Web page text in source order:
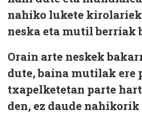
nahiko lukete
neska eta mutil berriak
Orain arte neskek
dute, baina mutilak ere
txapelketetan parte
den, ez daude nahikorik